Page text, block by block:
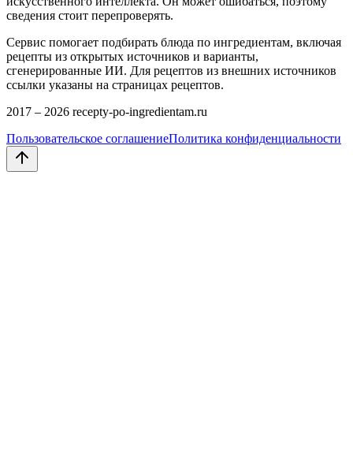
сведения стоит перепроверять.
Сервис помогает подбирать блюда по ингредиентам, включая
рецепты из открытых источников и варианты,
сгенерированные ИИ. Для рецептов из внешних источников
ссылки указаны на страницах рецептов.
2017 – 2026 recepty-po-ingredientam.ru
Пользовательское соглашениеПолитика конфиденциальности